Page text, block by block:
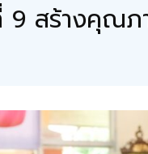
9 สร้างคุณ